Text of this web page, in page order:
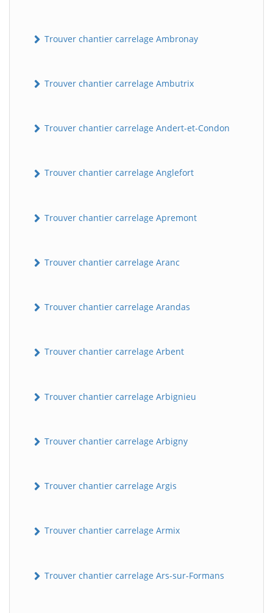
Trouver chantier carrelage Ambronay
Trouver chantier carrelage Ambutrix
Trouver chantier carrelage Andert-et-Condon
Trouver chantier carrelage Anglefort
Trouver chantier carrelage Apremont
Trouver chantier carrelage Aranc
Trouver chantier carrelage Arandas
Trouver chantier carrelage Arbent
Trouver chantier carrelage Arbignieu
Trouver chantier carrelage Arbigny
Trouver chantier carrelage Argis
Trouver chantier carrelage Armix
Trouver chantier carrelage Ars-sur-Formans